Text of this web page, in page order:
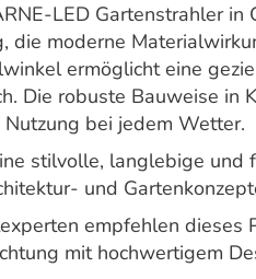
LED Gartenstrahler
die moderne
ermöglicht eine
Die robuste Bauweise in
Nutzung bei jedem Wetter.
stilvolle, langlebige und
und
empfehlen dieses
mit hochwertigem